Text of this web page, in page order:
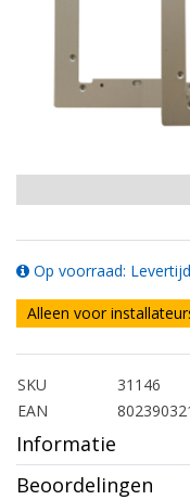
Op voorraad:
Alleen voor
SKU
31146
EAN
Informatie
Beoordelingen